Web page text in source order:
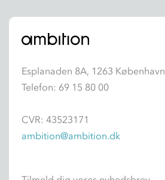
Esplanaden 8A, 1263
Telefon: 69 15 80 00
CVR: 43523171
ambition@ambition.dk